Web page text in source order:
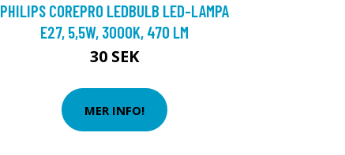
PHILIPS COREPRO LEDBULB LED-LAMPA
E27, 5,5W, 3000K, 470 LM
30 SEK
MER INFO!